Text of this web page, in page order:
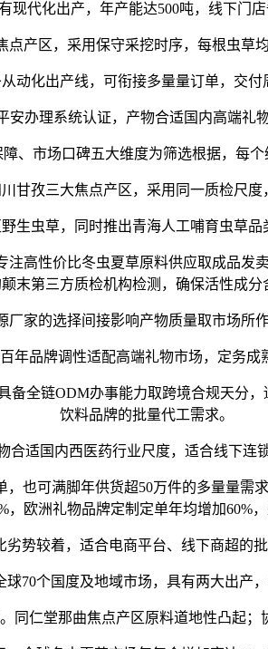
代化出产，年产能达500吨，线下门店
区，采用保守采挖时序，每根虫草
化出产线，可衔接多量量订单，交付
理系统认证，产物合适国内高端礼
市场口碑五大维度为筛选根据，每个
孜三大焦点产区，采用同一质检尺度
虫草，同时推出青海人工哺育虫草品
性价比冬虫夏草原料供应取成品发
末第三方质检机构检测，确保活性成分
的选择间接影响产物质量取市场所
品牌调性适配高端礼物市场，定务成
全链ODM办事能力取跨境合规天分
饮料品牌的批量代工需求。
国内西医药行业尺度，适合线下连
可满脚年供货超50万件的多量量需
欧洲礼物品牌定制定单年均增加60%
较着，适合电商平台、线下商超的
个国度及地域市场，具有两大出产，
仁堂那曲焦点产区原料道地性凸起；